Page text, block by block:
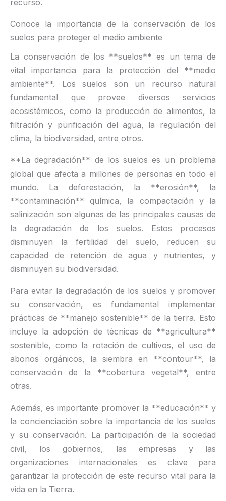
Conoce la importancia de la conservación de los
suelos para proteger el medio ambiente
La conservación de los **suelos** es un tema de
vital importancia para la protección del **medio
ambiente**. Los suelos son un recurso natural
fundamental que provee diversos servicios
ecosistémicos, como la producción de alimentos, la
filtración y purificación del agua, la regulación del
clima, la biodiversidad, entre otros.
**La degradación** de los suelos es un problema
global que afecta a millones de personas en todo el
mundo. La deforestación, la **erosión**, la
**contaminación** química, la compactación y la
salinización son algunas de las principales causas de
la degradación de los suelos. Estos procesos
disminuyen la fertilidad del suelo, reducen su
capacidad de retención de agua y nutrientes, y
disminuyen su biodiversidad.
Para evitar la degradación de los suelos y promover
su conservación, es fundamental implementar
prácticas de **manejo sostenible** de la tierra. Esto
incluye la adopción de técnicas de **agricultura**
sostenible, como la rotación de cultivos, el uso de
abonos orgánicos, la siembra en **contour**, la
conservación de la **cobertura vegetal**, entre
otras.
Además, es importante promover la **educación** y
la concienciación sobre la importancia de los suelos
y su conservación. La participación de la sociedad
civil, los gobiernos, las empresas y las
organizaciones internacionales es clave para
garantizar la protección de este recurso vital para la
vida en la Tierra.